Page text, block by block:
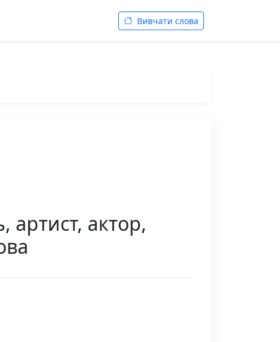
Вивчати слова
актор,